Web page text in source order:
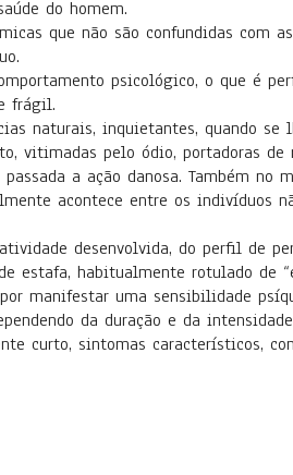
do homem.
não são confundidas com as
psicológico, o que é
frágil.
inquietantes, quando se
vitimadas pelo ódio, portadoras de
a ação danosa. Também no
acontece entre os indivíduos
desenvolvida, do perfil de
estafa, habitualmente rotulado de
manifestar uma sensibilidade
da duração e da
curto, sintomas característicos,